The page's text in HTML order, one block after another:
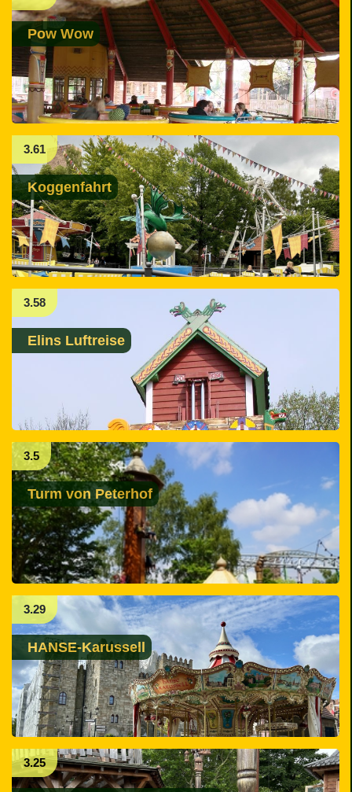
Pow Wow
3.61
Koggenfahrt
3.58
Elins Luftreise
3.5
Turm von Peterhof
3.29
HANSE-Karussell
3.25